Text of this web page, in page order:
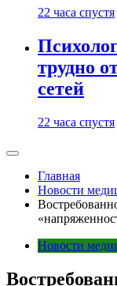
22 часа спустя
трудно
сетей
22 часа спустя
Главная
Новости
Новости